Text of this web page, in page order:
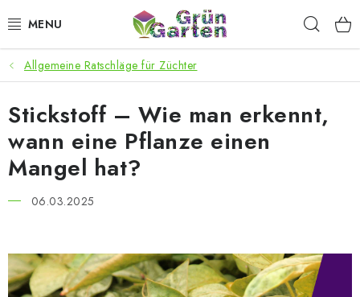
Inhalt
ANGEBOTE
LED PFLANZENLAMPEN
ANBAUBEDARF FÜR DEN HEIMANBAU
AQUARISTIK
SMARTER GARTEN
Allgemeine Ratschläge für Züchter
Stickstoff – Wie man erkennt,
wann eine Pflanze einen
Mangel hat?
06.03.2025